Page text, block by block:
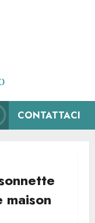
CONTATTACI